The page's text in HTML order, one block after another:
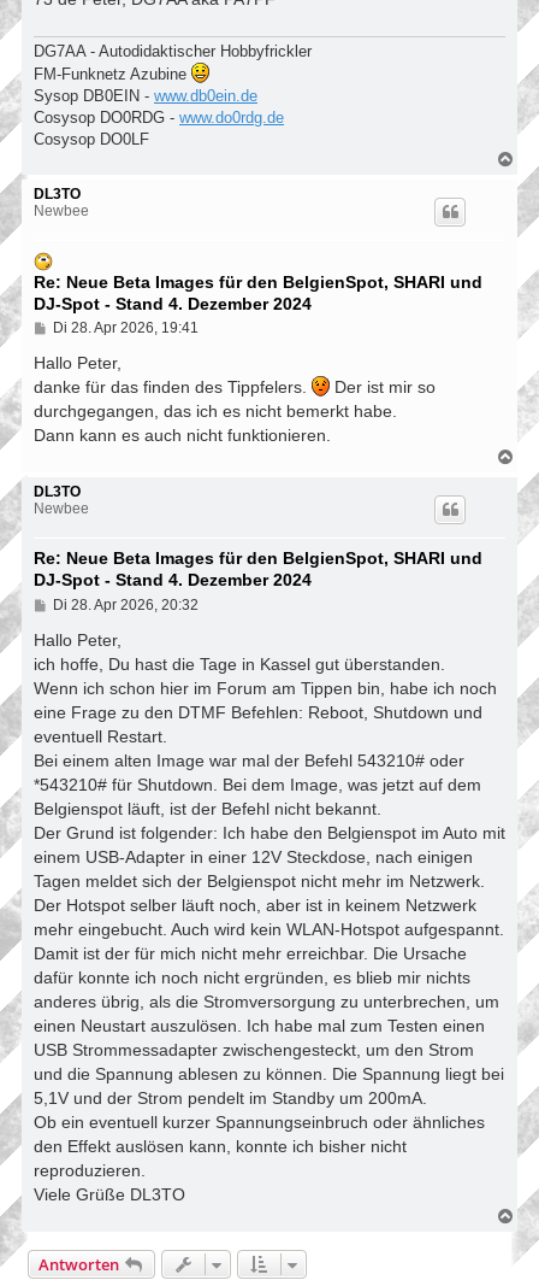
DG7AA - Autodidaktischer Hobbyfrickler
FM-Funknetz Azubine
Sysop DB0EIN - www.db0ein.de
Cosysop DO0RDG - www.do0rdg.de
Cosysop DO0LF
c
o
b
DL3TO
Newbee
Re: Neue Beta Images für den BelgienSpot, SHARI und
DJ-Spot - Stand 4. Dezember 2024
B
i
r
a
Di 28. Apr 2026, 19:41
Hallo Peter,
danke für das finden des Tippfelers.
Der ist mir so
durchgegangen, das ich es nicht bemerkt habe.
Dann kann es auch nicht funktionieren.
c
b
DL3TO
Newbee
Re: Neue Beta Images für den BelgienSpot, SHARI und
DJ-Spot - Stand 4. Dezember 2024
B
i
r
a
Di 28. Apr 2026, 20:32
Hallo Peter,
ich hoffe, Du hast die Tage in Kassel gut überstanden.
Wenn ich schon hier im Forum am Tippen bin, habe ich noch
eine Frage zu den DTMF Befehlen: Reboot, Shutdown und
eventuell Restart.
Bei einem alten Image war mal der Befehl 543210# oder
*543210# für Shutdown. Bei dem Image, was jetzt auf dem
Belgienspot läuft, ist der Befehl nicht bekannt.
Der Grund ist folgender: Ich habe den Belgienspot im Auto mit
einem USB-Adapter in einer 12V Steckdose, nach einigen
Tagen meldet sich der Belgienspot nicht mehr im Netzwerk.
Der Hotspot selber läuft noch, aber ist in keinem Netzwerk
mehr eingebucht. Auch wird kein WLAN-Hotspot aufgespannt.
Damit ist der für mich nicht mehr erreichbar. Die Ursache
dafür konnte ich noch nicht ergründen, es blieb mir nichts
anderes übrig, als die Stromversorgung zu unterbrechen, um
einen Neustart auszulösen. Ich habe mal zum Testen einen
USB Strommessadapter zwischengesteckt, um den Strom
und die Spannung ablesen zu können. Die Spannung liegt bei
5,1V und der Strom pendelt im Standby um 200mA.
Ob ein eventuell kurzer Spannungseinbruch oder ähnliches
den Effekt auslösen kann, konnte ich bisher nicht
reproduzieren.
Viele Grüße DL3TO
N
c
h
Antworten